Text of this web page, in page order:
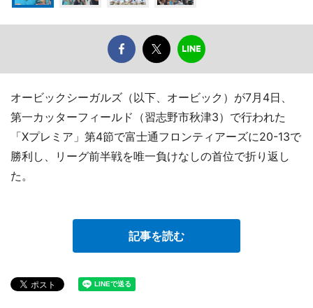
オービックシーガルズ（以下、オービック）が7月4日、
第一カッターフィールド（習志野市秋津3）で行われた
「Xプレミア」第4節で富士通フロンティアーズに20-13で
勝利し、リーグ前半戦を唯一負けなしの首位で折り返し
た。
記事を読む